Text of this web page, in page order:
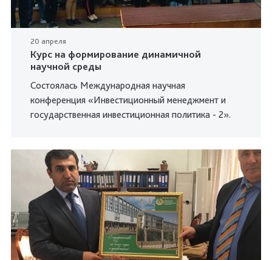
20 апреля
Курс на формирование динамичной
научной среды
Состоялась Международная научная
конференция «Инвестиционный менеджмент и
государственная инвестиционная политика - 2».